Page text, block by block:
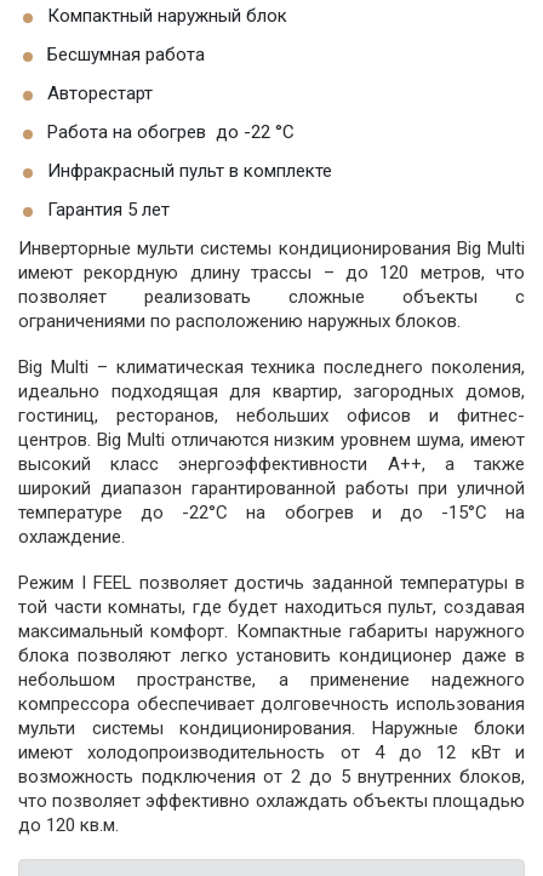
Компактный наружный блок
Бесшумная работа
Авторестарт
Работа на обогрев до -22 °C
Инфракрасный пульт в комплекте
Гарантия 5 лет
Инверторные мульти системы кондиционирования Big Multi
имеют рекордную длину трассы – до 120 метров, что
позволяет реализовать сложные объекты с
ограничениями по расположению наружных блоков.
Big Multi – климатическая техника последнего поколения,
идеально подходящая для квартир, загородных домов,
гостиниц, ресторанов, небольших офисов и фитнес-
центров. Big Multi отличаются низким уровнем шума, имеют
высокий класс энергоэффективности А++, а также
широкий диапазон гарантированной работы при уличной
температуре до -22°C на обогрев и до -15°C на
охлаждение.
Режим I FEEL позволяет достичь заданной температуры в
той части комнаты, где будет находиться пульт, создавая
максимальный комфорт. Компактные габариты наружного
блока позволяют легко установить кондиционер даже в
небольшом пространстве, а применение надежного
компрессора обеспечивает долговечность использования
мульти системы кондиционирования. Наружные блоки
имеют холодопроизводительность от 4 до 12 кВт и
возможность подключения от 2 до 5 внутренних блоков,
что позволяет эффективно охлаждать объекты площадью
до 120 кв.м.